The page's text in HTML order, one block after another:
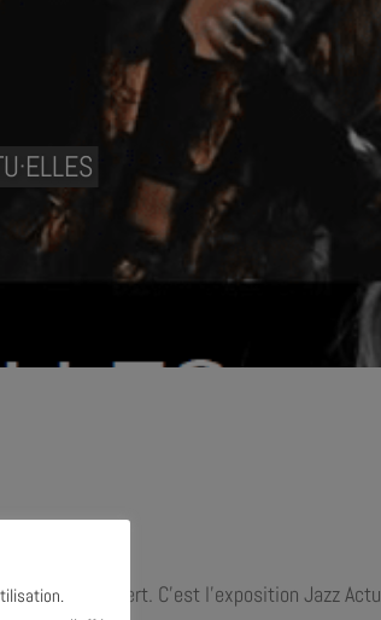
salle de concert. C’est l’exposition Jazz Actu